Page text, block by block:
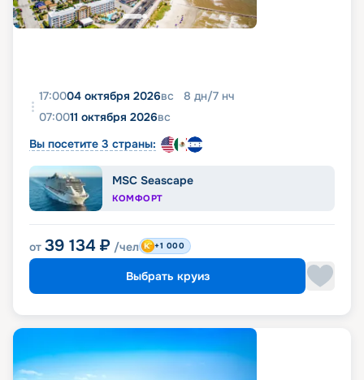
17:0004 октября 2026вс 8 дн/7 нч
07:0011 октября 2026вс
Вы посетите 3 страны:
MSC Seascape
КОМФОРТ
от 39 134 ₽ /чел +1 000
Выбрать круиз